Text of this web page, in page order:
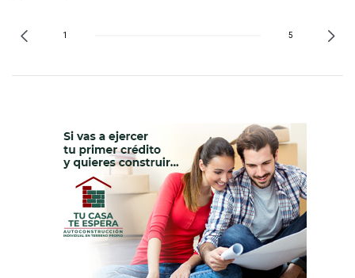
1 5